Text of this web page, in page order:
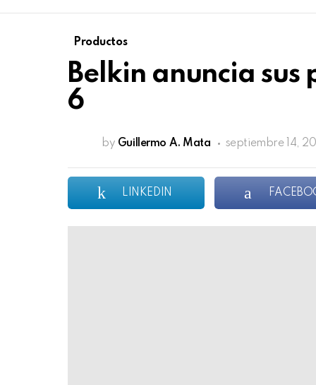
Productos
Belkin anuncia
6
by Guillermo A. Mata septiembre 14,
LINKEDIN